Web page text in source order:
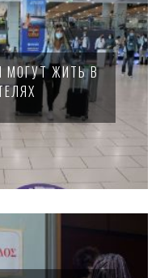
МОГУТ ЖИТЬ В